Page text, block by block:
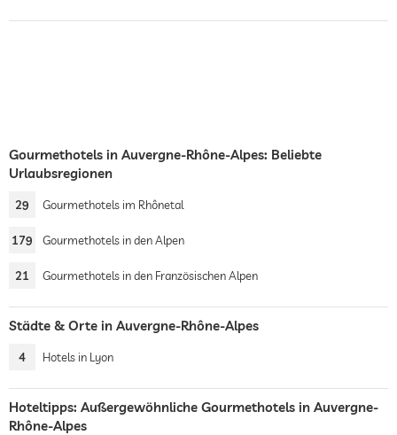
Gourmethotels in Auvergne-Rhône-Alpes: Beliebte
Urlaubsregionen
29 Gourmethotels im Rhônetal
179 Gourmethotels in den Alpen
21 Gourmethotels in den Französischen Alpen
Städte & Orte in Auvergne-Rhône-Alpes
4 Hotels in Lyon
Hoteltipps: Außergewöhnliche Gourmethotels in Auvergne-
Rhône-Alpes